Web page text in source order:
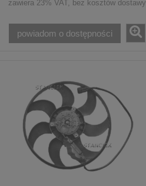
zawiera 23% VAT, bez kosztów dostawy
powiadom o dostępności